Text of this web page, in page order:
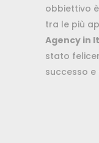
obbiettivo
tra le più
Agency in
stato
successo